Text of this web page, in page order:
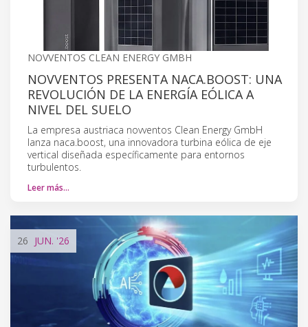
NOVVENTOS CLEAN ENERGY GMBH
NOVVENTOS PRESENTA NACA.BOOST: UNA
REVOLUCIÓN DE LA ENERGÍA EÓLICA A
NIVEL DEL SUELO
La empresa austriaca novventos Clean Energy GmbH
lanza naca.boost, una innovadora turbina eólica de eje
vertical diseñada específicamente para entornos
turbulentos.
Leer más…
26 JUN. '26